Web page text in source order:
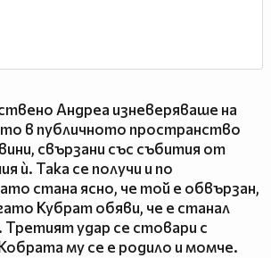
Андреа изневеряваше на
в публичното пространство
свързани със събития от
ѝ. Така се получи и по
стана ясно, че той е обвързан,
Кубрат обяви, че е станал
удар се стовари с
му се е родило и момче.